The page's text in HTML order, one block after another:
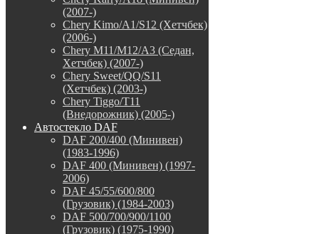
(2007-)
Chery Kimo/A1/S12 (Хетчбек)
(2006-)
Chery M11/M12/A3 (Седан,
Хетчбек) (2007-)
Chery Sweet/QQ/S11
(Хетчбек) (2003-)
Chery Tiggo/T11
(Внедорожник) (2005-)
Автостекло DAF
DAF 200/400 (Минивен)
(1983-1996)
DAF 400 (Минивен) (1997-
2006)
DAF 45/55/600/800
(Грузовик) (1984-2003)
DAF 500/700/900/1100
(Грузовик) (1975-1990)